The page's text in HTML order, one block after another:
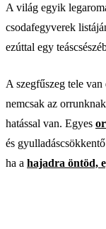
A világ egyik
csodafegyverek
ezúttal egy
A szegfűszeg tele
nemcsak az
hatással van. Egyes
és
ha a hajadra öntöd,